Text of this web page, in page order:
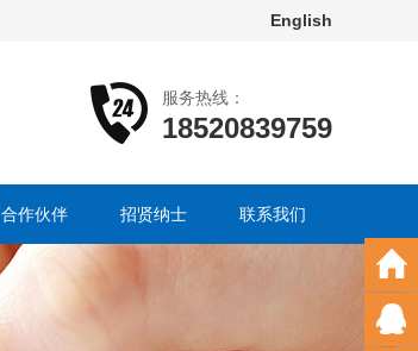
English
服务热线：
18520839759
合作伙伴 招贤纳士 联系我们